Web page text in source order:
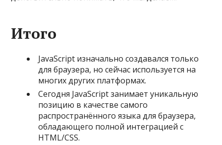
Итого
JavaScript изначально создавался только
для браузера, но сейчас используется на
многих других платформах.
Сегодня JavaScript занимает уникальную
позицию в качестве самого
распространённого языка для браузера,
обладающего полной интеграцией с
HTML/CSS.